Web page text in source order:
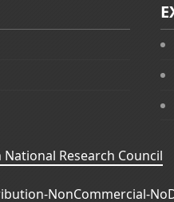
Research Council
NonCommercial-